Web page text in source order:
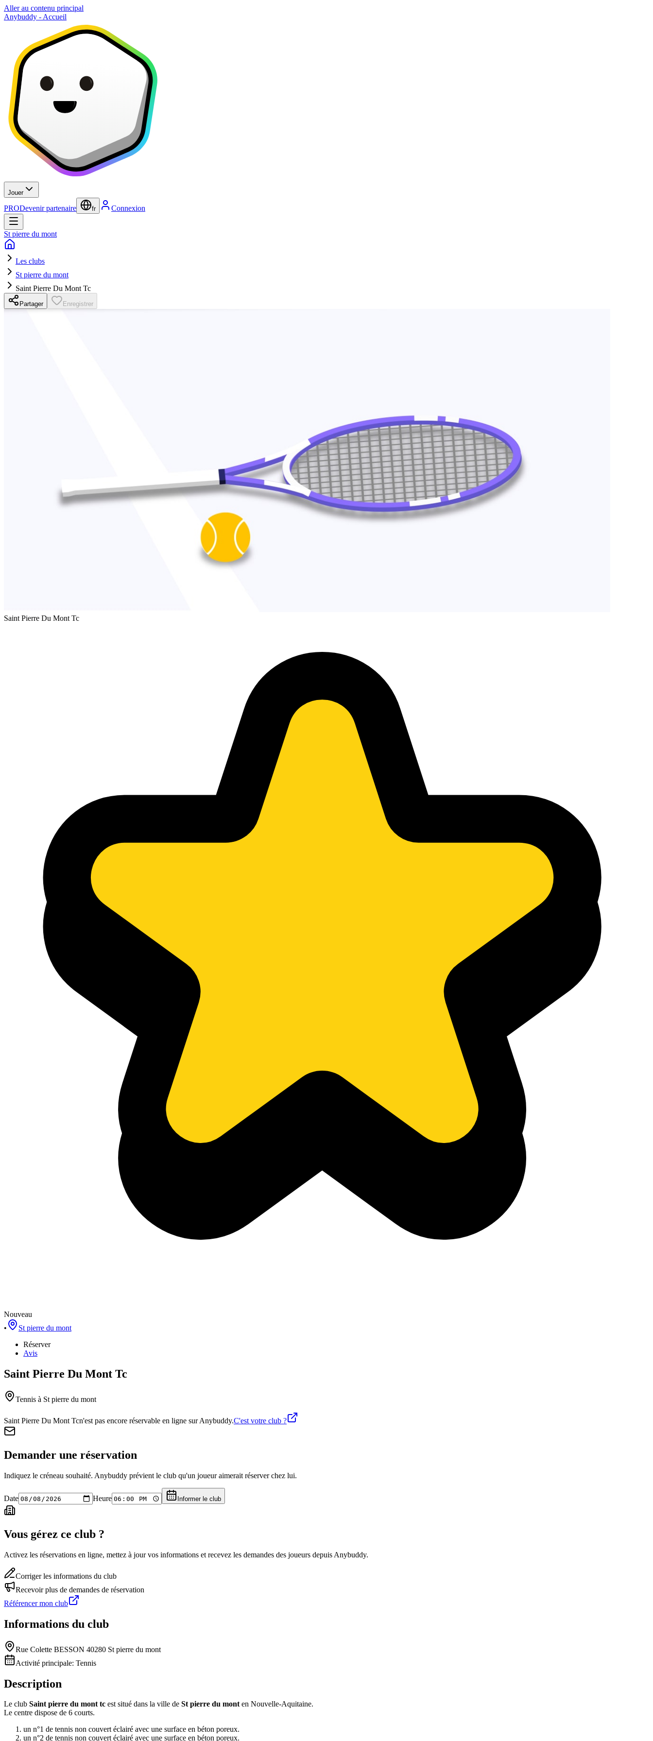
Aller au contenu principal
Anybuddy - Accueil
Jouer
PRODevenir partenaire fr Connexion
St pierre du mont
Les clubs
St pierre du mont
Saint Pierre Du Mont Tc
Partager Enregistrer
Saint Pierre Du Mont Tc
Nouveau
•
St pierre du mont
Réserver
Avis
Saint Pierre Du Mont Tc
Tennis à St pierre du mont
Saint Pierre Du Mont Tcn'est pas encore réservable en ligne sur Anybuddy.C'est votre club ?
Demander une réservation
Indiquez le créneau souhaité. Anybuddy prévient le club qu'un joueur aimerait réserver chez lui.
Date Heure Informer le club
Vous gérez ce club ?
Activez les réservations en ligne, mettez à jour vos informations et recevez les demandes des joueurs depuis Anybuddy.
Corriger les informations du club
Recevoir plus de demandes de réservation
Référencer mon club
Informations du club
Rue Colette BESSON 40280 St pierre du mont
Activité principale: Tennis
Description
Le club Saint pierre du mont tc est situé dans la ville de St pierre du monten Nouvelle-Aquitaine.
Le centre dispose de 6 courts.
un n°1 de tennis non couvert éclairé avec une surface en béton poreux.
un n°2 de tennis non couvert éclairé avec une surface en béton poreux.